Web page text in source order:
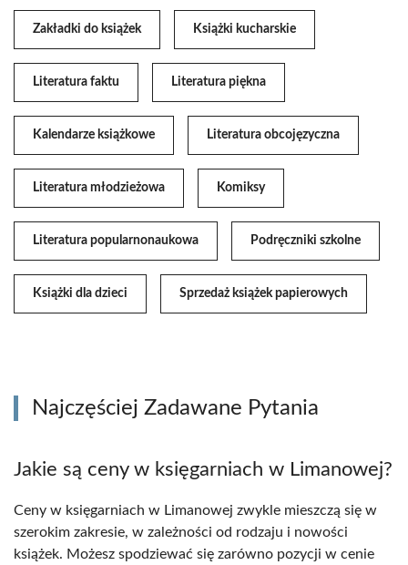
Zakładki do książek Książki kucharskie
Literatura faktu Literatura piękna
Kalendarze książkowe Literatura obcojęzyczna
Literatura młodzieżowa Komiksy
Literatura popularnonaukowa Podręczniki szkolne
Książki dla dzieci Sprzedaż książek papierowych
Najczęściej Zadawane Pytania
Jakie są ceny w księgarniach w Limanowej?
Ceny w księgarniach w Limanowej zwykle mieszczą się w
szerokim zakresie, w zależności od rodzaju i nowości
książek. Możesz spodziewać się zarówno pozycji w cenie